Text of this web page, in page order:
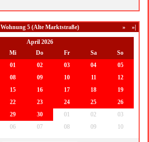
Wohnung 5 (Alte Marktstraße) » »|
April 2026
Mi Do Fr Sa
So
01 02 03 04
05
08 09 10 11
12
15 16 17 18
19
22 23 24 25
26
29 30 01 02
03
06 07 08 09 10